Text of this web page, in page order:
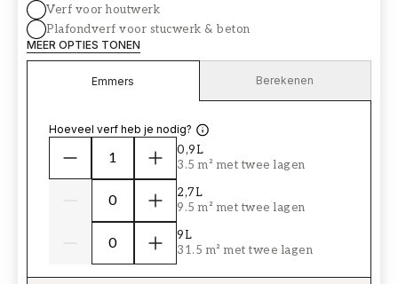
Verf voor houtwerk
Plafondverf voor stucwerk & beton
MEER OPTIES TONEN
Emmers Berekenen
Hoeveel verf heb je nodig?
0,9L
3.5 m² met twee lagen
2,7L
9.5 m² met twee lagen
9L
31.5 m² met twee lagen